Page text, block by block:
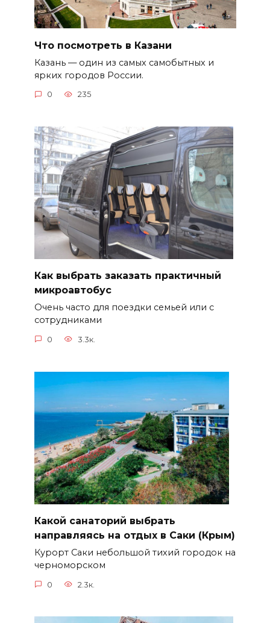
Что посмотреть в Казани
Казань — один из самых самобытных и
ярких городов России.
0 235
Как выбрать заказать практичный
микроавтобус
Очень часто для поездки семьей или с
сотрудниками
0 3.3к.
Какой санаторий выбрать
направляясь на отдых в Саки (Крым)
Курорт Саки небольшой тихий городок на
черноморском
0 2.3к.